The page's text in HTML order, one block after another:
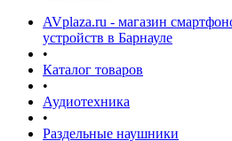
AVplaza.ru - магазин
устройств в Барнауле
•
Каталог товаров
•
Аудиотехника
•
Раздельные наушники